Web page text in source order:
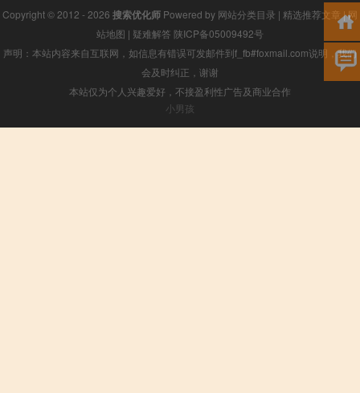
Copyright © 2012 - 2026 搜索优化师 Powered by 网站分类目录 | 精选推荐文章 |网
站地图 | 疑难解答 陕ICP备05009492号
声明：本站内容来自互联网，如信息有错误可发邮件到f_fb#foxmail.com说明，我们
会及时纠正，谢谢
本站仅为个人兴趣爱好，不接盈利性广告及商业合作
小男孩